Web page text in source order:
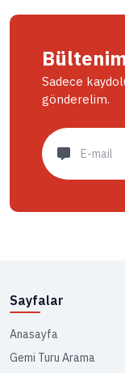
Sadece
gönderelim.
Sayfalar
Anasayfa
Gemi Turu Arama